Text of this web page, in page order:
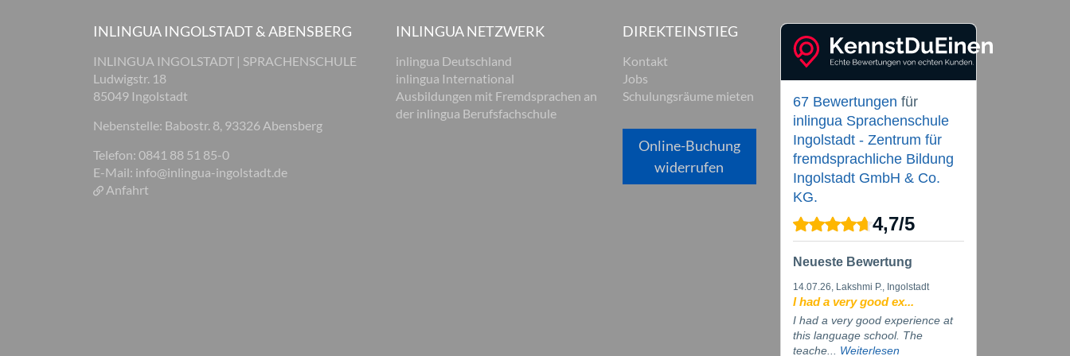
INLINGUA INGOLSTADT & ABENSBERG
INLINGUA INGOLSTADT | SPRACHENSCHULE
Ludwigstr. 18
85049 Ingolstadt
Nebenstelle: Babostr. 8, 93326 Abensberg
Telefon: 0841 88 51 85-0
E-Mail: info@inlingua-ingolstadt.de
Anfahrt
INLINGUA NETZWERK
inlingua Deutschland
inlingua International
Ausbildungen mit Fremdsprachen an
der inlingua Berufsfachschule
DIREKTEINSTIEG
Kontakt
Jobs
Schulungsräume mieten
Online-Buchung
widerrufen
67 Bewertungen für
inlingua Sprachenschule
Ingolstadt - Zentrum für
fremdsprachliche Bildung
Ingolstadt GmbH & Co.
KG.
4,7/5
Neueste Bewertung
14.07.26, Lakshmi P., Ingolstadt
I had a very good ex...
I had a very good experience at
this language school. The
teache... Weiterlesen